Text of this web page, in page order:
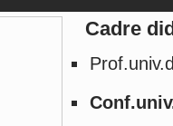
Cadre